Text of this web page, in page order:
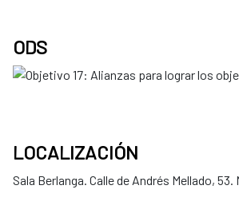
ODS
LOCALIZACIÓN
Sala Berlanga. Calle de Andrés Mellado, 53.